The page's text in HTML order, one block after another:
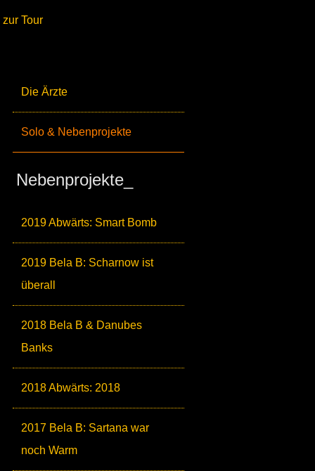
Die Ärzte
Solo & Nebenprojekte
Nebenprojekte_
2019 Abwärts: Smart Bomb
2019 Bela B: Scharnow ist
überall
2018 Bela B & Danubes
Banks
2018 Abwärts: 2018
2017 Bela B: Sartana war
noch Warm
zur Tour